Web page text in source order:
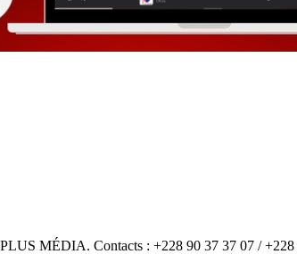
MÉDIA. Contacts : +228 90 37 37 07 /